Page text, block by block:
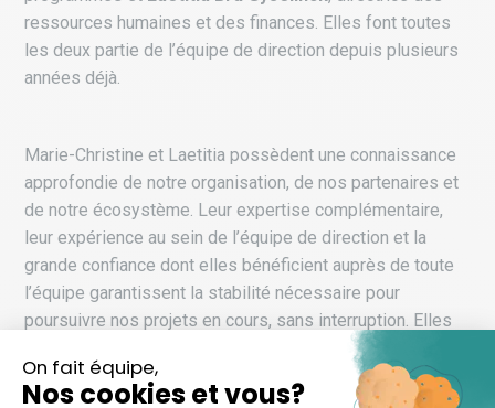
ressources humaines et des finances. Elles font toutes
les deux partie de l’équipe de direction depuis plusieurs
années déjà.
Marie-Christine et Laetitia possèdent une connaissance
approfondie de notre organisation, de nos partenaires et
de notre écosystème. Leur expertise complémentaire,
leur expérience au sein de l’équipe de direction et la
grande confiance dont elles bénéficient auprès de toute
l’équipe garantissent la stabilité nécessaire pour
poursuivre nos projets en cours, sans interruption. Elles
pourront également compter sur une équipe solide,
soudée et extrêmement professionnelle ainsi qu’un
conseil d’administration engagé et présent, qui